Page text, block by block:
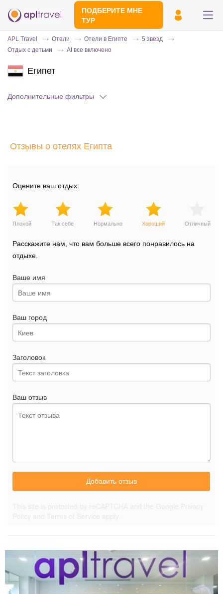
ПОДБЕРИТЕ МНЕ
ТУР
APL Travel Отели Отели в Египте
5 звезд
Отдых с детьми
AI все включено
Египет
Дополнительные фильтры
Отзывы о отелях Египта
Оцените ваш отдых:
Плохой Так себе Нормально Хороший Отличный
Расскажите нам, что вам больше всего понравилось на
отдыхе.
Ваше имя
Ваш город
Заголовок
Ваш отзыв
Добавить отзыв